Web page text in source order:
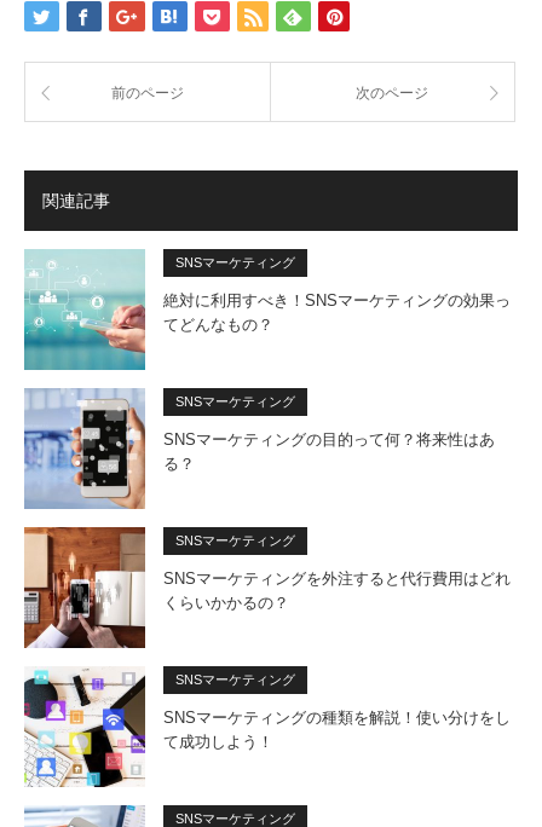
前のページ 次のページ
関連記事
SNSマーケティング
絶対に利用すべき！SNSマーケティングの効果っ
てどんなもの？
SNSマーケティング
SNSマーケティングの目的って何？将来性はあ
る？
SNSマーケティング
SNSマーケティングを外注すると代行費用はどれ
くらいかかるの？
SNSマーケティング
SNSマーケティングの種類を解説！使い分けをし
て成功しよう！
SNSマーケティング